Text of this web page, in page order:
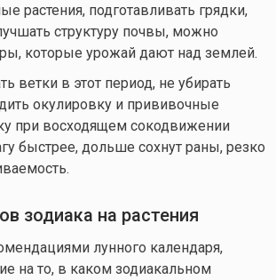
растения, подготавливать грядки,
структуру почвы, можно
которые урожай дают над землей.
ветки в этот период, не убирать
окулировку и прививочные
при восходящем сокодвижении
быстрее, дольше сохнут раны, резко
зодиака на растения
лунного календаря,
на то, в каком зодиакальном